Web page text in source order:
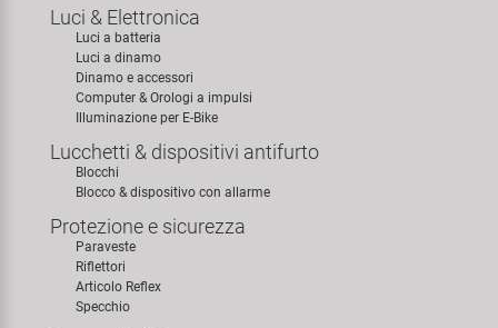
Luci & Elettronica
Luci a batteria
Luci a dinamo
Dinamo e accessori
Computer & Orologi a impulsi
Illuminazione per E-Bike
Lucchetti & dispositivi antifurto
Blocchi
Blocco & dispositivo con allarme
Protezione e sicurezza
Paraveste
Riflettori
Articolo Reflex
Specchio